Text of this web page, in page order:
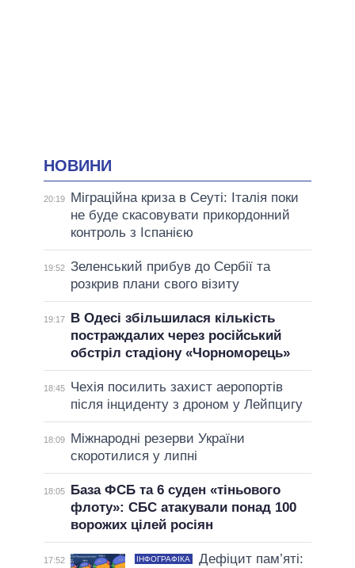
НОВИНИ
20:19
Міграційна криза в Сеуті: Італія поки
не буде скасовувати прикордонний
контроль з Іспанією
19:52 Зеленський прибув до Сербії та
розкрив плани свого візиту
19:17
В Одесі збільшилася кількість
постраждалих через російський
обстріл стадіону «Чорноморець»
18:45
Чехія посилить захист аеропортів
після інциденту з дроном у Лейпцигу
18:09
Міжнародні резерви України
скоротилися у липні
18:05
База ФСБ та 6 суден «тіньового
флоту»: СБС атакували понад 100
ворожих цілей росіян
17:52 ІНФОГРАФІКА
Дефіцит пам’яті: